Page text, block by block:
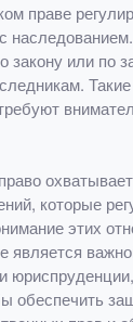
праве
закону или по
которые
этих
является
обеспечить